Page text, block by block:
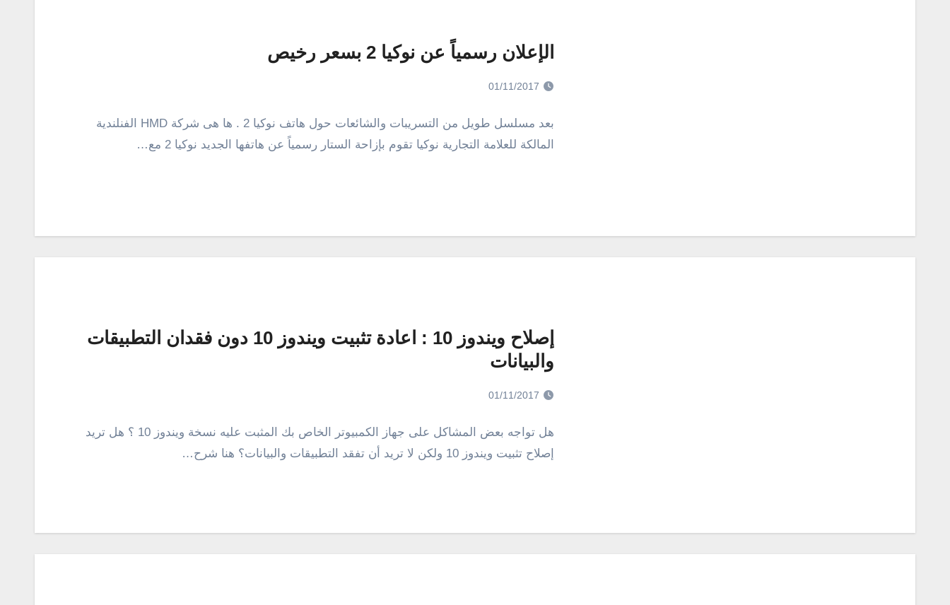
الإعلان رسمياً عن نوكيا 2 بسعر رخيص
01/11/2017
بعد مسلسل طويل من التسريبات والشائعات حول هاتف نوكيا 2 . ها هى شركة HMD الفنلندية
المالكة للعلامة التجارية نوكيا تقوم بإزاحة الستار رسمياً عن هاتفها الجديد نوكيا 2 مع…
إصلاح ويندوز 10 : اعادة تثبيت ويندوز 10 دون فقدان التطبيقات
والبيانات
01/11/2017
هل تواجه بعض المشاكل على جهاز الكمبيوتر الخاص بك المثبت عليه نسخة ويندوز 10 ؟ هل تريد
إصلاح تثبيت ويندوز 10 ولكن لا تريد أن تفقد التطبيقات والبيانات؟ هنا شرح…